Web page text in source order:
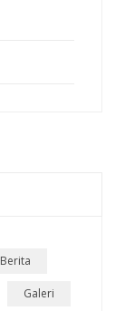
Berita
Galeri